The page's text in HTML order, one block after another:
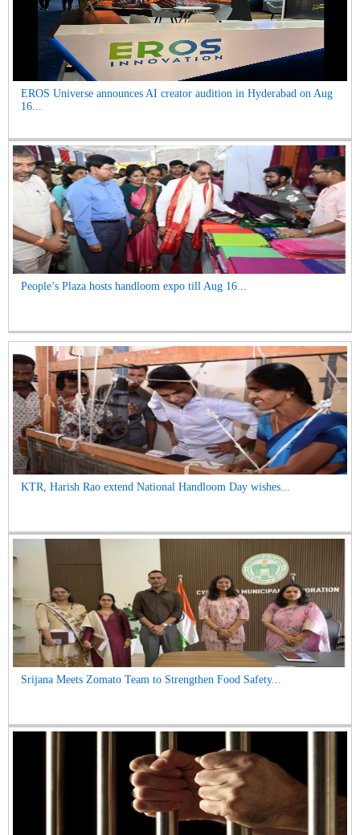
EROS Universe announces AI creator audition in Hyderabad on Aug
16...
People’s Plaza hosts handloom expo till Aug 16...
KTR, Harish Rao extend National Handloom Day wishes...
Srijana Meets Zomato Team to Strengthen Food Safety...